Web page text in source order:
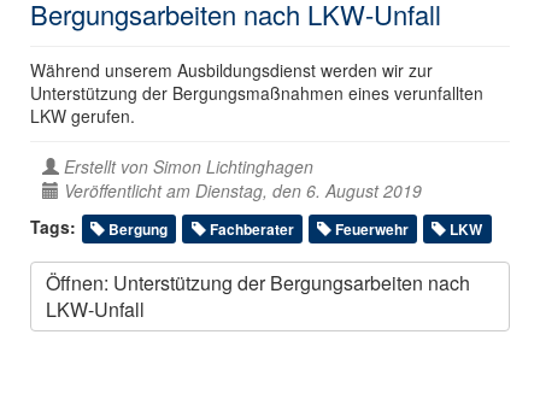
Bergungsarbeiten nach LKW-Unfall
Während unserem Ausbildungsdienst werden wir zur
Unterstützung der Bergungsmaßnahmen eines verunfallten
LKW gerufen.
Erstellt von Simon Lichtinghagen
Veröffentlicht am Dienstag, den 6. August 2019
Tags:
Bergung Fachberater Feuerwehr LKW
Öffnen: Unterstützung der Bergungsarbeiten nach
LKW-Unfall